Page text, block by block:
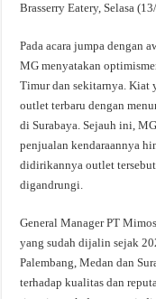
Brasserry Eatery, Selasa
Pada acara jumpa dengan
MG menyatakan
Timur dan sekitarnya. Kiat
outlet terbaru dengan
di Surabaya. Sejauh ini,
penjualan kendaraannya
didirikannya outlet
digandrungi.
General Manager PT
yang sudah dijalin sejak
Palembang, Medan dan
terhadap kualitas dan